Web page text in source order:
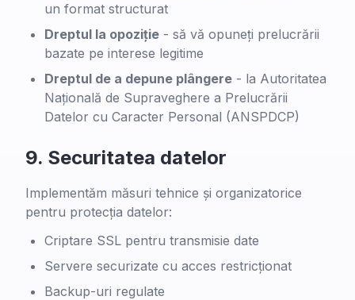
un format structurat
Dreptul la opoziție - să vă opuneți prelucrării
bazate pe interese legitime
Dreptul de a depune plângere - la Autoritatea
Națională de Supraveghere a Prelucrării
Datelor cu Caracter Personal (ANSPDCP)
9. Securitatea datelor
Implementăm măsuri tehnice și organizatorice
pentru protecția datelor:
Criptare SSL pentru transmisie date
Servere securizate cu acces restricționat
Backup-uri regulate